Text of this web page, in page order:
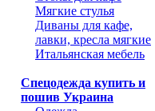
Мягкие стулья
Диваны для кафе,
лавки, кресла мягкие
Итальянская мебель
Спецодежда купить и
пошив Украина